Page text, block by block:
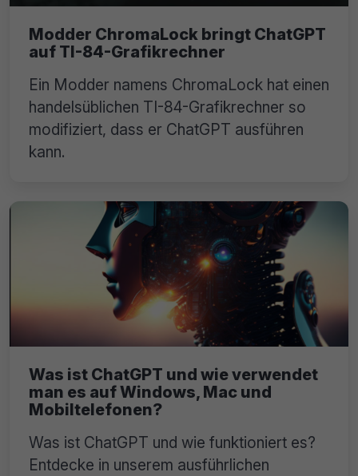
Modder ChromaLock bringt ChatGPT
auf TI-84-Grafikrechner
Ein Modder namens ChromaLock hat einen
handelsüblichen TI-84-Grafikrechner so
modifiziert, dass er ChatGPT ausführen
kann.
Was ist ChatGPT und wie verwendet
man es auf Windows, Mac und
Mobiltelefonen?
Was ist ChatGPT und wie funktioniert es?
Entdecke in unserem ausführlichen